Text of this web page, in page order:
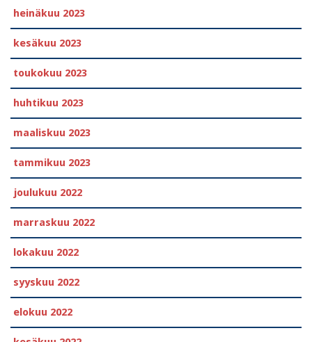
heinäkuu 2023
kesäkuu 2023
toukokuu 2023
huhtikuu 2023
maaliskuu 2023
tammikuu 2023
joulukuu 2022
marraskuu 2022
lokakuu 2022
syyskuu 2022
elokuu 2022